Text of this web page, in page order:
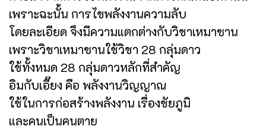
เพราะฉะนั้น การไขพลังงานความลับ
โดยละเอียด จึงมีความแตกต่างกับวิชาเหมาซาน
เพราะวิชาเหมาซานใช้วิชา 28 กลุ่มดาว
ใช้ทั้งหมด 28 กลุ่มดาวหลักที่สำคัญ
อิมกับเอี๊ยง คือ พลังงานวิญญาณ
ใช้ในการก่อสร้างพลังงาน เรื่องชัยภูมิ
และคนเป็นคนตาย